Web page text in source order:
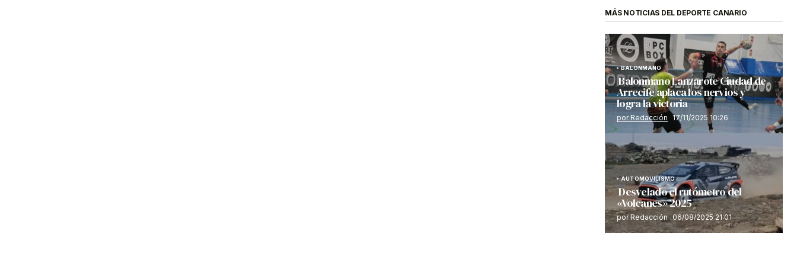
MÁS NOTICIAS DEL DEPORTE CANARIO
BALONMANO
Balonmano Lanzarote Ciudad de
Arrecife aplaca los nervios y
logra la victoria
por Redacción 17/11/2025 10:26
AUTOMOVILISMO
Desvelado el rutómetro del
«Volcanes» 2025
por Redacción 06/08/2025 21:01